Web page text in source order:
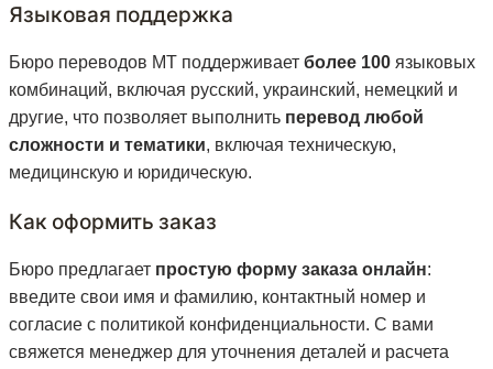
Языковая поддержка
Бюро переводов MT поддерживает более 100 языковых
комбинаций, включая русский, украинский, немецкий и
другие, что позволяет выполнить перевод любой
сложности и тематики, включая техническую,
медицинскую и юридическую.
Как оформить заказ
Бюро предлагает простую форму заказа онлайн:
введите свои имя и фамилию, контактный номер и
согласие с политикой конфиденциальности. С вами
свяжется менеджер для уточнения деталей и расчета